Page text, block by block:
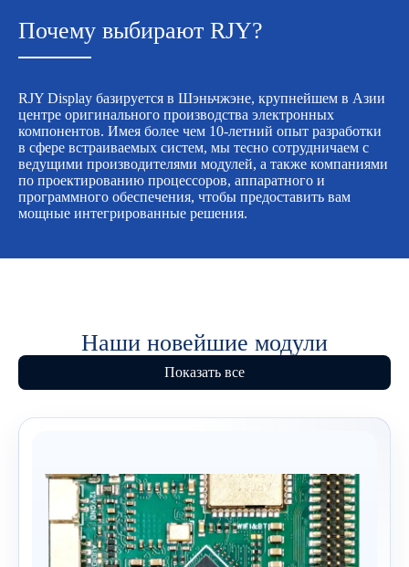
Почему выбирают RJY?
RJY Display базируется в Шэньчжэне, крупнейшем в Азии
центре оригинального производства электронных
компонентов. Имея более чем 10-летний опыт разработки
в сфере встраиваемых систем, мы тесно сотрудничаем с
ведущими производителями модулей, а также компаниями
по проектированию процессоров, аппаратного и
программного обеспечения, чтобы предоставить вам
мощные интегрированные решения.
Наши новейшие модули
Показать все